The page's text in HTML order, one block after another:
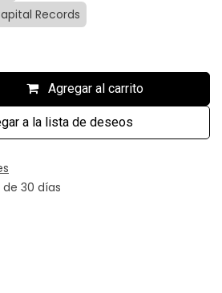
Records
Agregar al carrito
a la lista de deseos
30 días